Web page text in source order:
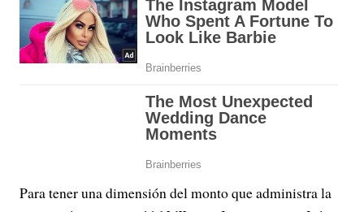
Para tener una dimensión del monto que administra la